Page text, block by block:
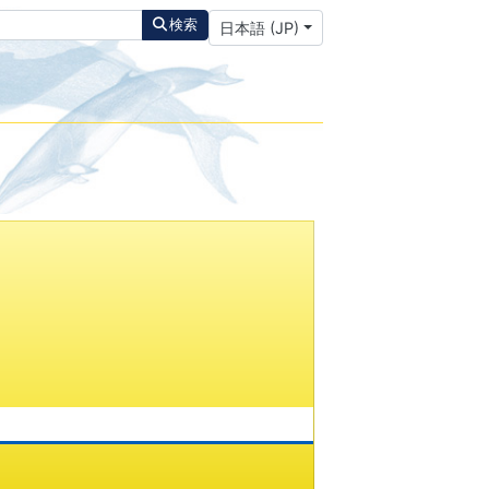
検索 あなたが使う言語を選んでください
日本語 (JP)